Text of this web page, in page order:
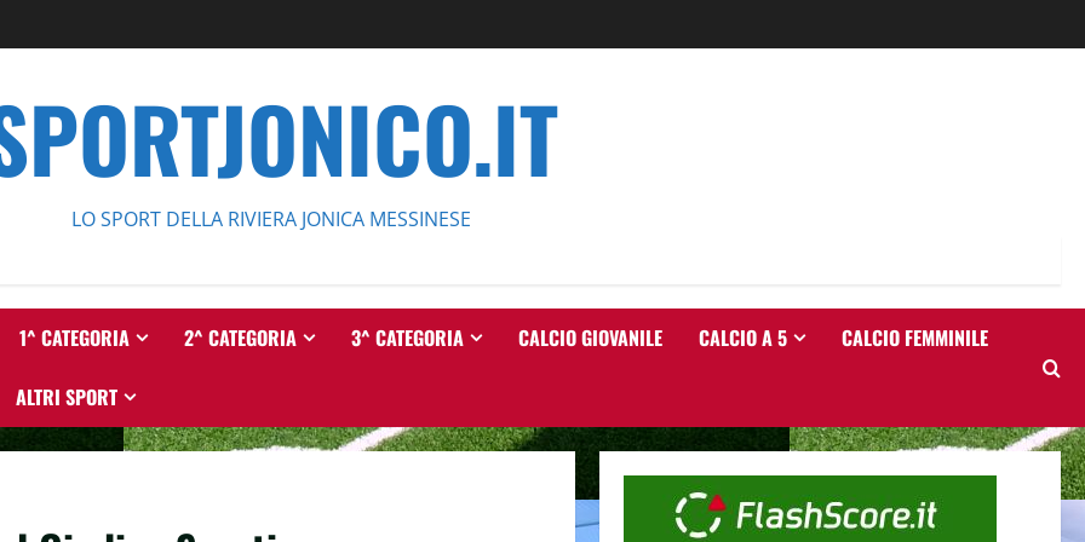
LO SPORT DELLA RIVIERA JONICA MESSINESE
1^ CATEGORIA 2^ CATEGORIA 3^ CATEGORIA CALCIO GIOVANILE CALCIO A 5 CALCIO FEMMINILE
ALTRI SPORT